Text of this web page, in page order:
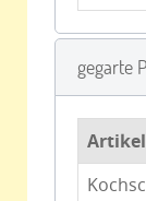
gegarte